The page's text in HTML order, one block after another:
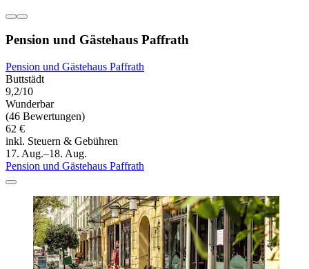
Pension und Gästehaus Paffrath
Pension und Gästehaus Paffrath
Buttstädt
9,2/10
Wunderbar
(46 Bewertungen)
62 €
inkl. Steuern & Gebühren
17. Aug.–18. Aug.
Pension und Gästehaus Paffrath